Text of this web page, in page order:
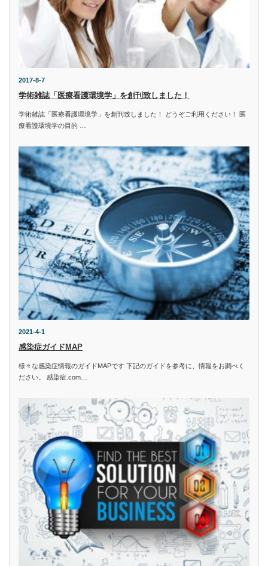
2017-8-7
学術雑誌「医療看護環境学」を創刊致しました！
学術雑誌「医療看護環境学」を創刊致しました！ どうぞご利用ください！ 医
療看護環境学の目的 …
2021-4-1
感染症ガイドMAP
様々な感染症情報のガイドMAPです 下記のガイドを参考に、情報をお調べく
ださい。 感染症.com…